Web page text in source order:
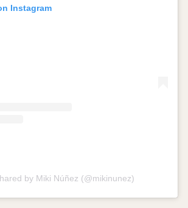
Instagram
by Miki Núñez (@mikinunez)